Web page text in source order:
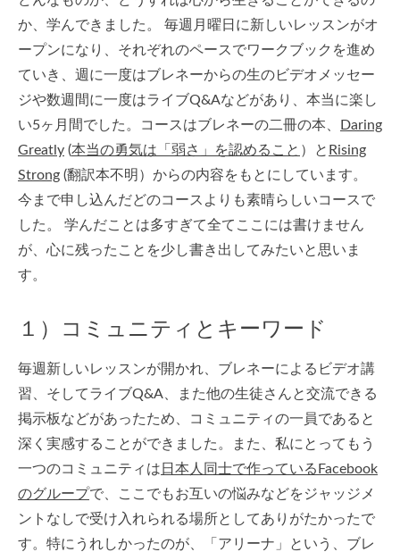
か、学んできました。 毎週月曜日に新しいレッスンがオ
ープンになり、それぞれのペースでワークブックを進め
ていき、週に一度はブレネーからの生のビデオメッセー
ジや数週間に一度はライブQ&Aなどがあり、本当に楽し
い5ヶ月間でした。コースはブレネーの二冊の本、
Daring
Greatly (本当の勇気は「弱さ」を認めること ）と Rising
Strong (翻訳本不明）からの内容をもとにしています。
今まで申し込んだどのコースよりも素晴らしいコースで
した。 学んだことは多すぎて全てここには書けません
が、心に残ったことを少し書き出してみたいと思いま
す。
１）コミュニティとキーワード
毎週新しいレッスンが開かれ、ブレネーによるビデオ講
習、そしてライブQ&A、また他の生徒さんと交流できる
掲示板などがあったため、コミュニティの一員であると
深く実感することができました。また、私にとってもう
一つのコミュニティは 日本人同士で作っているFacebook
のグループで、ここでもお互いの悩みなどをジャッジメ
ントなしで受け入れられる場所としてありがたかったで
す。特にうれしかったのが、「アリーナ」という、ブレ